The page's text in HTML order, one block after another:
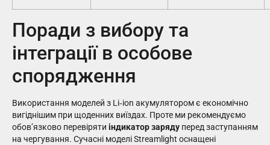
Поради з вибору та
інтеграції в особове
спорядження
Використання моделей з Li‑ion акумулятором є економічно
вигіднішим при щоденних виїздах. Проте ми рекомендуємо
обов’язково перевіряти індикатор заряду перед заступанням
на чергування. Сучасні моделі Streamlight оснащені